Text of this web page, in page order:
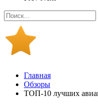
Главная
Обзоры
ТОП-10 лучших